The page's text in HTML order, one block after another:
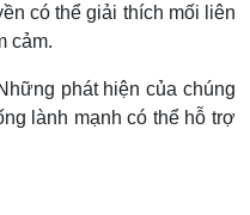
có thể giải thích mối liên
cảm.
phát hiện của chúng
lành mạnh có thể hỗ trợ